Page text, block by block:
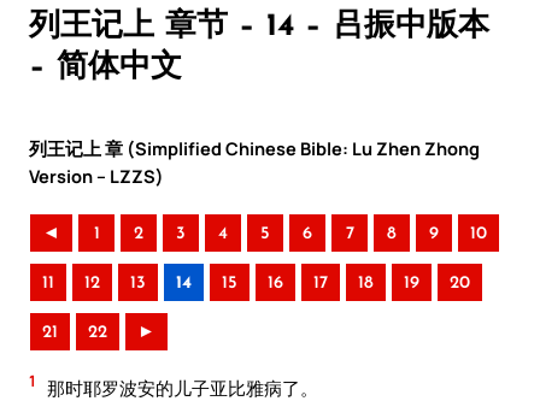
列王记上 章节 – 14 – 吕振中版本
– 简体中文
列王记上 章 (Simplified Chinese Bible: Lu Zhen Zhong
Version – LZZS)
◄ 1 2 3 4 5 6 7 8 9 10
11 12 13 14 15 16 17 18 19 20
21 22 ►
1 那时耶罗波安的儿子亚比雅病了。